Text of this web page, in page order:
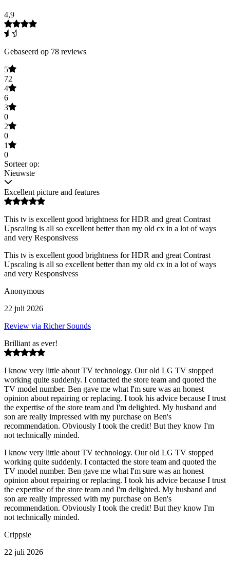
4,9
Gebaseerd op 78 reviews
5
72
4
6
3
0
2
0
1
0
Sorteer op:
Nieuwste
Excellent picture and features
This tv is excellent good brightness for HDR and great Contrast
Upscaling is all so excellent better than my old cx in a lot of ways
and very Responsivess
This tv is excellent good brightness for HDR and great Contrast
Upscaling is all so excellent better than my old cx in a lot of ways
and very Responsivess
Anonymous
22 juli 2026
Review via Richer Sounds
Brilliant as ever!
I know very little about TV technology. Our old LG TV stopped
working quite suddenly. I contacted the store team and quoted the
TV model number. Ben gave me what I'm sure was an honest
opinion about repairing or replacing. I took his advice because I trust
the expertise of the store team and I'm delighted. My husband and
son are really impressed with my purchase on Ben's
recommendation. Obviously I took the credit! But they know I'm
not technically minded.
I know very little about TV technology. Our old LG TV stopped
working quite suddenly. I contacted the store team and quoted the
TV model number. Ben gave me what I'm sure was an honest
opinion about repairing or replacing. I took his advice because I trust
the expertise of the store team and I'm delighted. My husband and
son are really impressed with my purchase on Ben's
recommendation. Obviously I took the credit! But they know I'm
not technically minded.
Crippsie
22 juli 2026